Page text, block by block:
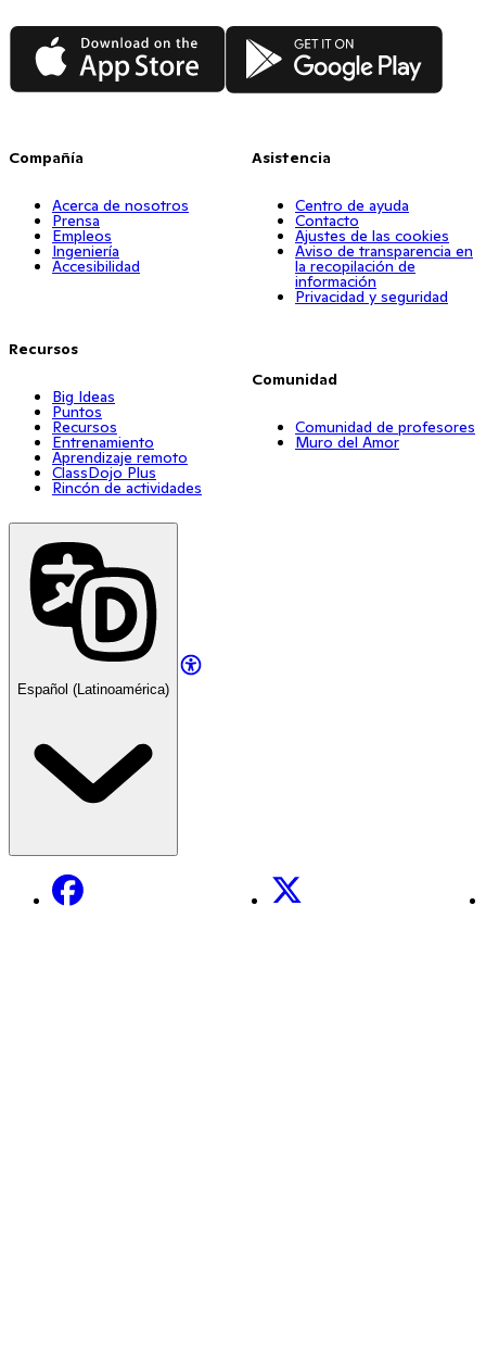
profesoras de primer año, todos gratis”
App Store Google Play
Compañía
Acerca de nosotros
Prensa
Empleos
Ingeniería
Accesibilidad
Recursos
Big Ideas
Puntos
Recursos
Entrenamiento
Aprendizaje remoto
ClassDojo Plus
Rincón de actividades
Asistencia
Centro de ayuda
Contacto
Ajustes de las cookies
Aviso de transparencia en
la recopilación de
información
Privacidad y seguridad
Comunidad
Comunidad de profesores
Muro del Amor
Español (Latinoamérica)
Facebook X